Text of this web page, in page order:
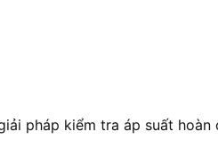
pháp kiểm tra áp suất